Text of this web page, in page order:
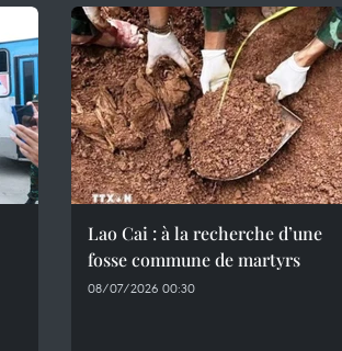
Lao Cai : à la recherche d’une
fosse commune de martyrs
08/07/2026 00:30